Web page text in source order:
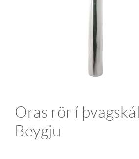
Oras rör í
Beygju